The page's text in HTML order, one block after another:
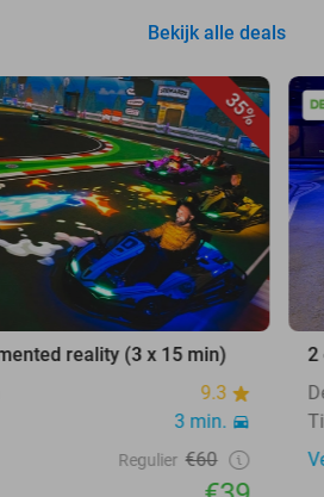
Bekijk alle deals
35%
reality (3 x 15 min)
9.3
3 min.
Regulier €60
2